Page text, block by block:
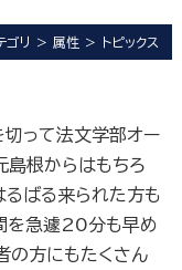
ゴリ 属性 トピックス
って法文学部オー
島根からはもちろ
るばる来られた方も
を急遽20分も早め
の方にもたくさん